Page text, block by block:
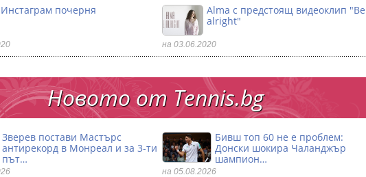
Инстаграм почерня
Alma с предстоящ видеоклип "Be
alright"
на 03.06.2020
Новото от Тennis.bg
Зверев постави Мастърс
антирекорд в Монреал и за 3-ти
път…
Бивш топ 60 не е проблем:
Донски шокира Чаланджър
шампион…
на 05.08.2026